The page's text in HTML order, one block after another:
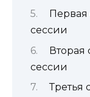
Первая
сессии
Вторая
сессии
Третья